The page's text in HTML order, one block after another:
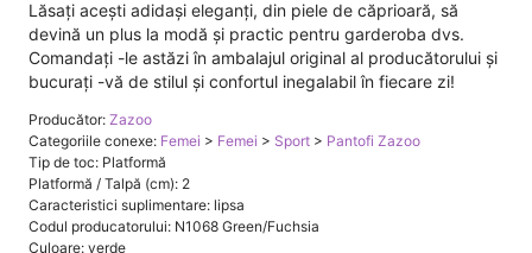
Lăsați acești adidași eleganți, din piele de căprioară, să
devină un plus la modă și practic pentru garderoba dvs.
Comandați -le astăzi în ambalajul original al producătorului și
bucurați -vă de stilul și confortul inegalabil în fiecare zi!
Producător: Zazoo
Categoriile conexe: Femei > Femei > Sport > Pantofi Zazoo
Tip de toc: Platformă
Platformă / Talpă (cm): 2
Caracteristici suplimentare: lipsa
Codul producatorului: N1068 Green/Fuchsia
Culoare: verde